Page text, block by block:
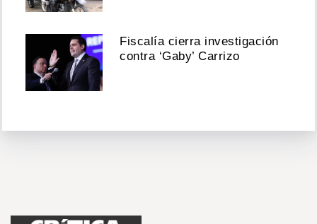
Fiscalía cierra investigación
contra ‘Gaby’ Carrizo